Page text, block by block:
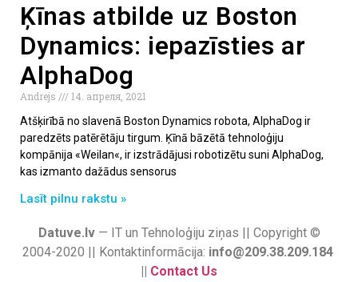
Ķīnas atbilde uz Boston
Dynamics: iepazīsties ar
AlphaDog
Andrejs
14. апреля, 2021
Atšķirībā no slavenā Boston Dynamics robota, AlphaDog ir
paredzēts patērētāju tirgum. Ķīnā bāzētā tehnoloģiju
kompānija «Weilan«, ir izstrādājusi robotizētu suni AlphaDog,
kas izmanto dažādus sensorus
Lasīt pilnu rakstu »
Datuve.lv— IT un Tehnoloģiju ziņas || Copyright ©
2004-2020 || Kontaktinformācija: info@209.38.209.184
|| Contact Us